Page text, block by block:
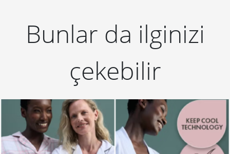
Bunlar da ilginizi
çekebilir